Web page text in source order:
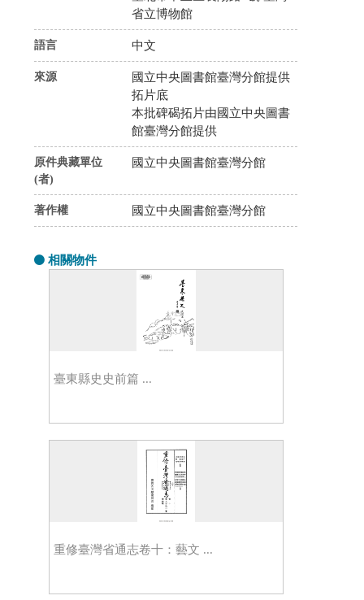
省立博物館
語言 中文
來源
國立中央圖書館臺灣分館提供
拓片底
本批碑碣拓片由國立中央圖書
館臺灣分館提供
原件典藏單位
(者)
國立中央圖書館臺灣分館
著作權 國立中央圖書館臺灣分館
相關物件
臺東縣史史前篇 ...
重修臺灣省通志卷十：藝文 ...